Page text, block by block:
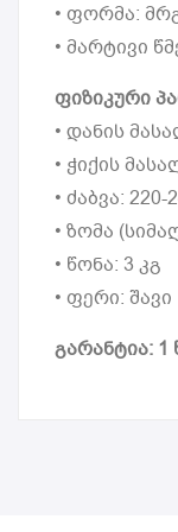
• ფორმა:
• მარტივი
ფიზიკური
• დანის
• ჭიქის
• ძაბვა: 220-
• ზომა
• წონა: 3 კგ
• ფერი: შავი
გარანტია: 1